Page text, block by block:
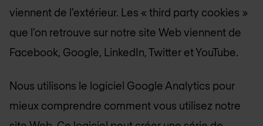
viennent de l’extérieur. Les « third party cookies »
que l’on retrouve sur notre site Web viennent de
Facebook, Google, LinkedIn, Twitter et YouTube.
Nous utilisons le logiciel Google Analytics pour
mieux comprendre comment vous utilisez notre